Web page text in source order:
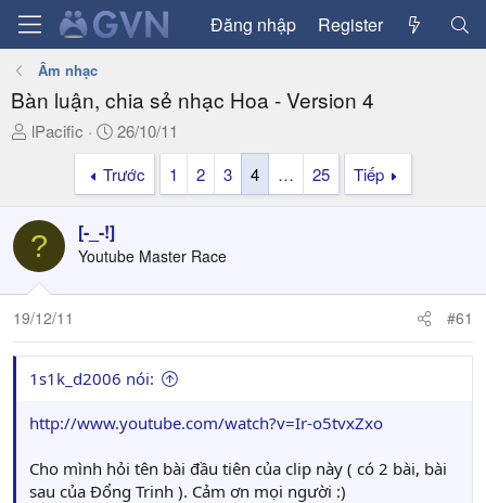
Đăng nhập Register
Âm nhạc
Bàn luận, chia sẻ nhạc Hoa - Version 4
T
a
d
s
t
a
t
e
lPacific
N
g
à
y
i
26/10/11
Trước
1 2 3 4 … 25 Tiếp
? [-_-!]
Youtube Master Race
19/12/11 #61
1s1k_d2006 nói:
http://www.youtube.com/watch?v=Ir-o5tvxZxo
Cho mình hỏi tên bài đầu tiên của clip này ( có 2 bài, bài
sau của Đổng Trinh ). Cảm ơn mọi người :)